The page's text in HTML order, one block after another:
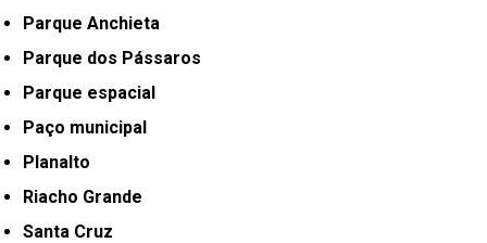
Parque Anchieta
Parque dos Pássaros
Parque espacial
Paço municipal
Planalto
Riacho Grande
Santa Cruz